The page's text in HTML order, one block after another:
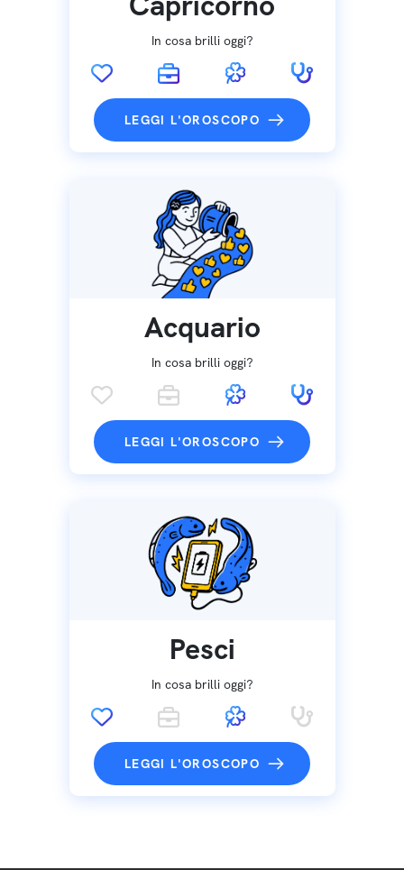
In cosa brilli oggi?
LEGGI L'OROSCOPO
Acquario
In cosa brilli oggi?
LEGGI L'OROSCOPO
Pesci
In cosa brilli oggi?
LEGGI L'OROSCOPO